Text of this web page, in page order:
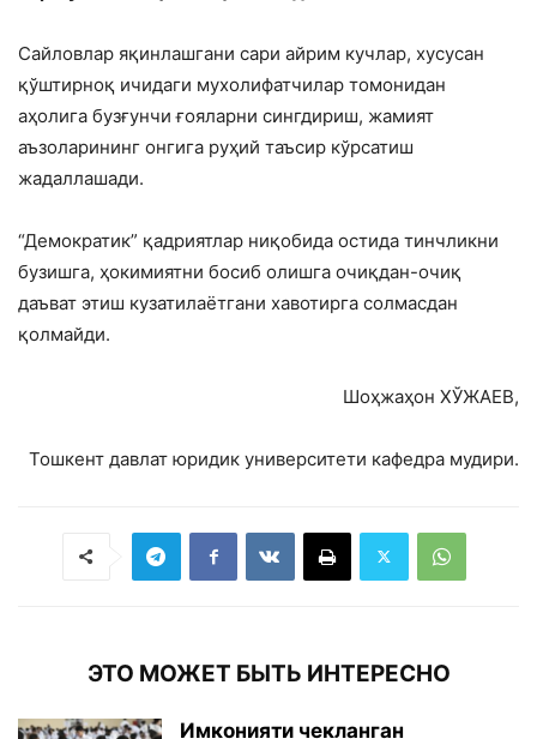
Сайловлар яқинлашгани сари айрим кучлар, хусусан
қўштирноқ ичидаги мухолифатчилар томонидан
аҳолига бузғунчи ғояларни сингдириш, жамият
аъзоларининг онгига руҳий таъсир кўрсатиш
жадаллашади.
“Демократик” қадриятлар ниқобида остида тинчликни
бузишга, ҳокимиятни босиб олишга очиқдан-очиқ
даъват этиш кузатилаётгани хавотирга солмасдан
қолмайди.
Шоҳжаҳон ХЎЖАЕВ,
Тошкент давлат юридик университети кафедра мудири.
ЭТО МОЖЕТ БЫТЬ ИНТЕРЕСНО
Имконияти чекланган